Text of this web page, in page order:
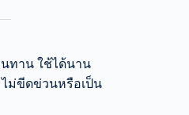
ทาน ใช้ได้นาน
ม่ขีดข่วนหรือเป็น